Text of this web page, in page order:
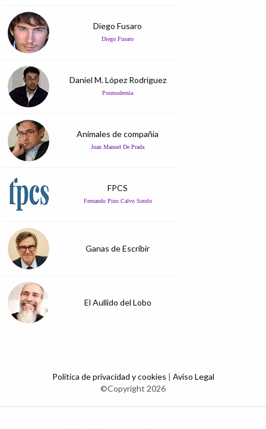
Diego Fusaro
Diego Fusaro
Daniel M. López Rodríguez
Posmodernia
Animales de compañía
Juan Manuel De Prada
FPCS
Fernando Pino Calvo Sotelo
Ganas de Escribir
El Aullido del Lobo
Política de privacidad y cookies | Aviso Legal
©Copyright 2026